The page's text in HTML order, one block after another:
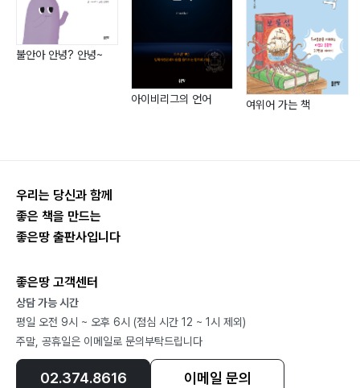
동물은 어떻게 나눌 수 있을까? 정리하기 | 단행본 054
검색해 보자! 생명과학 검색하기 | 교과서 056
우주, 어디까지 알고 있니? 검색하기 | 잡지 058
국립수목원으로 떠나 볼까? 정리&협력 | 누리집 060
우리가 몰랐던 드론의 또 다른 얼굴은? 분석하기 | 신문
066
항생제, 약일까? 독일까? 분석&협력 | 포스터 068
민화는 어떤 그림일까? 정리하기 | 누리집 070
옛날에도 광고가 있었다고? 분석&생산 | 광고 072
유네스코(UNESCO) 인류무형유산에 등재된 자랑스러운
우리 음악은? 정리하기 | 영상 074
베를린부터 파리까지 몇 개의 메달을 땄을까? 검색하기 |
불안아 안녕? 안녕~
아이비리그의 언어 여위어 가는 책
우리는 당신과 함께
좋은 책을 만드는
좋은땅 출판사입니다
좋은땅 고객센터
상담 가능 시간
평일 오전 9시 ~ 오후 6시 (점심 시간 12 ~ 1시 제외)
주말, 공휴일은 이메일로 문의부탁드립니다
02.374.8616 이메일 문의